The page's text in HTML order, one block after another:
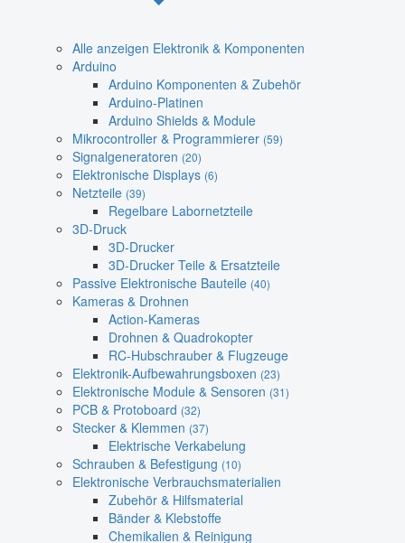
Alle anzeigen Elektronik & Komponenten
Arduino
Arduino Komponenten & Zubehör
Arduino-Platinen
Arduino Shields & Module
Mikrocontroller & Programmierer (59)
Signalgeneratoren (20)
Elektronische Displays (6)
Netzteile (39)
Regelbare Labornetzteile
3D-Druck
3D-Drucker
3D-Drucker Teile & Ersatzteile
Passive Elektronische Bauteile (40)
Kameras & Drohnen
Action-Kameras
Drohnen & Quadrokopter
RC-Hubschrauber & Flugzeuge
Elektronik-Aufbewahrungsboxen (23)
Elektronische Module & Sensoren (31)
PCB & Protoboard (32)
Stecker & Klemmen (37)
Elektrische Verkabelung
Schrauben & Befestigung (10)
Elektronische Verbrauchsmaterialien
Zubehör & Hilfsmaterial
Bänder & Klebstoffe
Chemikalien & Reinigung